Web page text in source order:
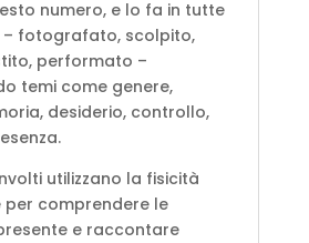
numero, e lo fa in tutte
– fotografato, scolpito,
performato –
temi come genere,
desiderio, controllo,
utilizzano la fisicità
per comprendere le
e raccontare